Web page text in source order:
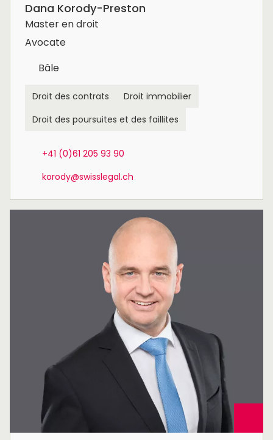
Dana Korody-Preston
Master en droit
Avocate
Bâle
Droit des contrats
Droit immobilier
Droit des poursuites et des faillites
+41 (0)61 205 93 90
korody@swisslegal.ch